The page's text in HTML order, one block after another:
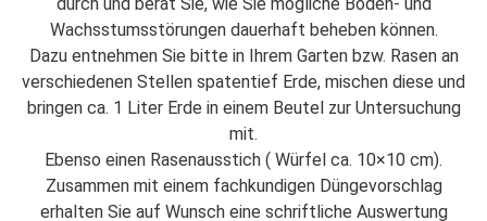
Wachsstumsstörungen dauerhaft beheben können.
Dazu entnehmen Sie bitte in Ihrem Garten bzw. Rasen an
verschiedenen Stellen spatentief Erde, mischen diese und
bringen ca. 1 Liter Erde in einem Beutel zur Untersuchung
mit.
Ebenso einen Rasenausstich ( Würfel ca. 10×10 cm).
Zusammen mit einem fachkundigen Düngevorschlag
erhalten Sie auf Wunsch eine schriftliche Auswertung